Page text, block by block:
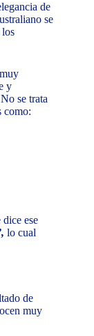
de
se
los
y
se trata
como:
ese
lo cual
de
muy